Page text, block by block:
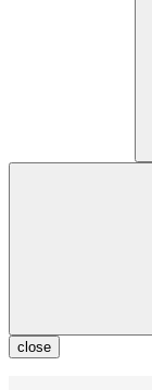
close